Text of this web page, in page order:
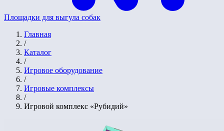
Площадки для выгула собак
Главная
/
Каталог
/
Игровое оборудование
/
Игровые комплексы
/
Игровой комплекс «Рубидий»